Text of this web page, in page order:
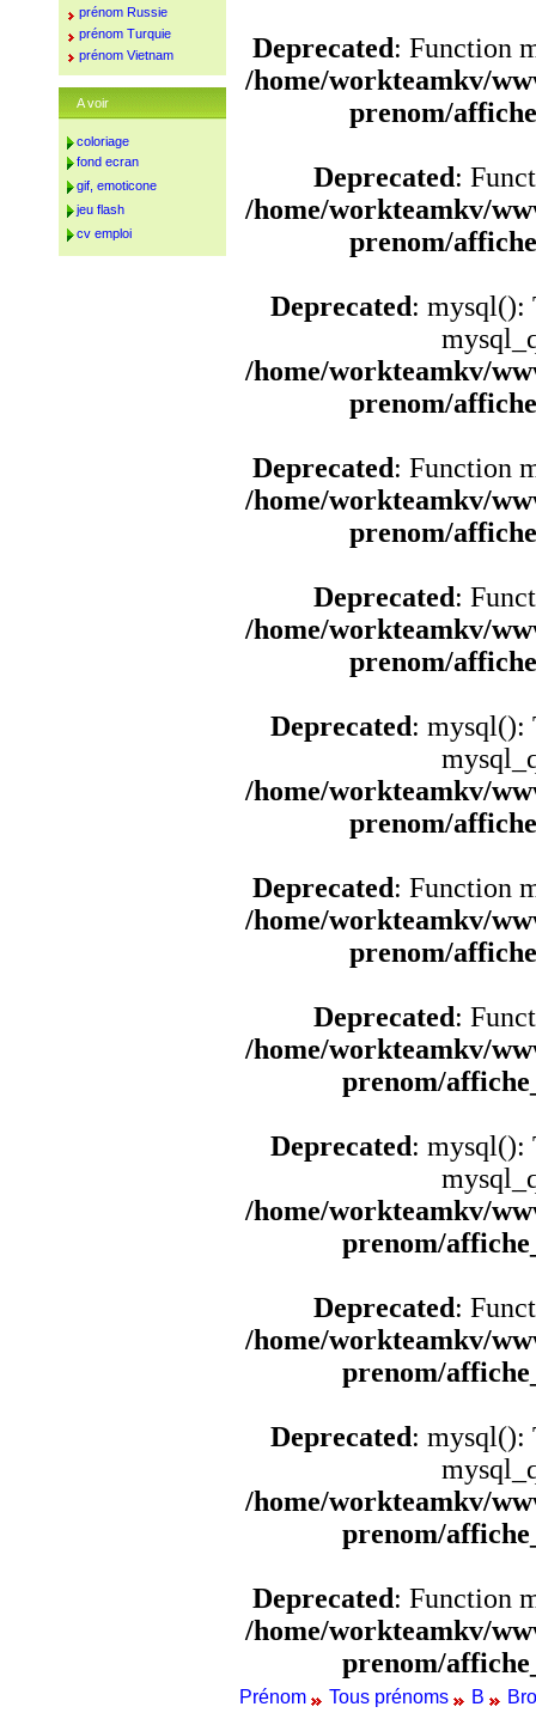
Deprecated: Function
/home/workteamkv/
prenom/
Deprecated:
/home/workteamkv/
prenom/
Deprecated: mysql():
/home/workteamkv/
prenom/
Deprecated: Function
/home/workteamkv/
prenom/
Deprecated:
/home/workteamkv/
prenom/
Deprecated: mysql():
/home/workteamkv/
prenom/
Deprecated: Function
/home/workteamkv/
prenom/
Deprecated:
/home/workteamkv/
prenom/
Deprecated: mysql():
/home/workteamkv/
prenom/
Deprecated:
/home/workteamkv/
prenom/
Deprecated: mysql():
/home/workteamkv/
prenom/
Deprecated: Function
/home/workteamkv/
prenom/
Prénom Tous prénoms B
prénom Russie
prénom Turquie
prénom Vietnam
A voir
coloriage
fond ecran
gif, emoticone
jeu flash
cv emploi